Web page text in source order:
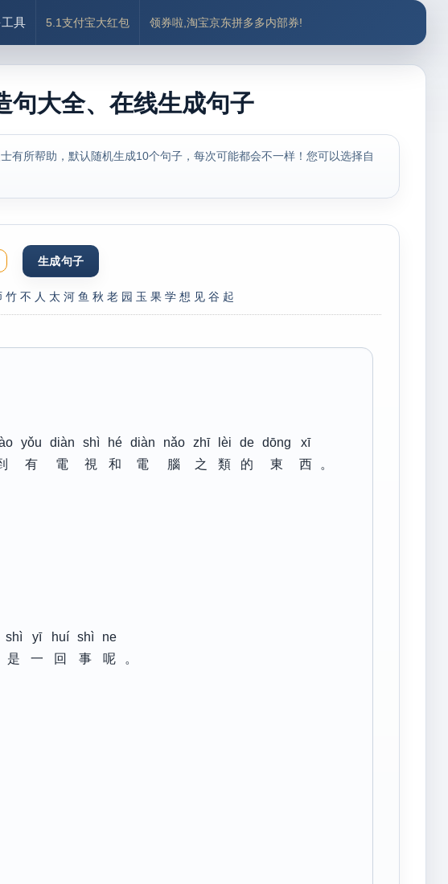
具 5.1支付宝大红包 领券啦,淘宝京东拼多多内部券!
句大全、在线生成句子
有所帮助，默认随机生成10个句子，每次可能都会不一样！您可以选择自
竹 不 人 太 河 鱼 秋 老 园 玉 果 学 想 见 谷 起
yǒu
有
diàn
電
shì
視
hé
和
diàn
電
nǎo
腦
zhī
之
lèi
類
de
的
dōng
東
xī
西
。
shì
是
yī
一
huí
回
shì
事
ne
呢
。